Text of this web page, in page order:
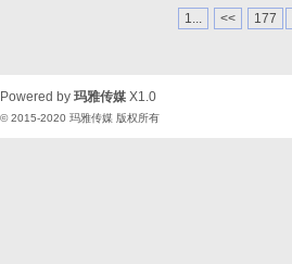
1... << 177
Powered by 玛雅传媒 X1.0
© 2015-2020 玛雅传媒 版权所有